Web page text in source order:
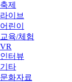
축제
라이브
어린이
교육/체험
VR
인터뷰
기타
문화자료